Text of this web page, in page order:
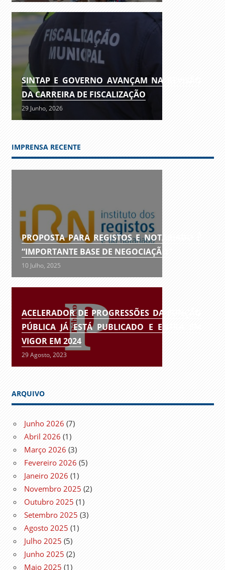
SINTAP E GOVERNO AVANÇAM NA REVISÃO
DA CARREIRA DE FISCALIZAÇÃO
29 Junho, 2026
IMPRENSA RECENTE
PROPOSTA PARA REGISTOS E NOTARIADO É
“IMPORTANTE BASE DE NEGOCIAÇÃO”
10 Julho, 2025
ACELERADOR DE PROGRESSÕES DA FUNÇÃO
PÚBLICA JÁ ESTÁ PUBLICADO E ENTRA EM
VIGOR EM 2024
29 Agosto, 2023
ARQUIVO
Junho 2026 (7)
Abril 2026 (1)
Março 2026 (3)
Fevereiro 2026 (5)
Janeiro 2026 (1)
Novembro 2025 (2)
Outubro 2025 (1)
Setembro 2025 (3)
Agosto 2025 (1)
Julho 2025 (5)
Junho 2025 (2)
Maio 2025 (1)